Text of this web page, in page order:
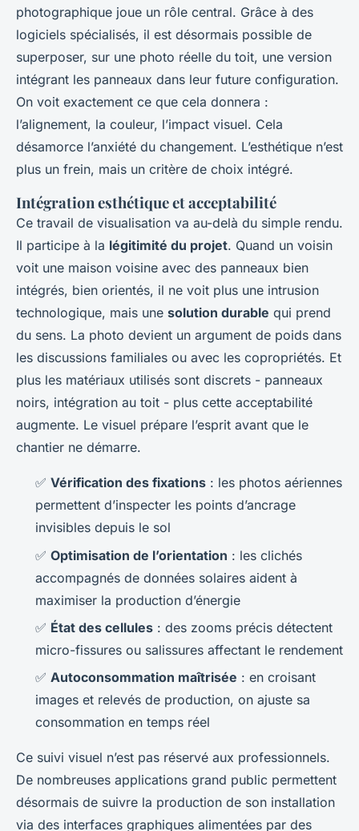
photographique joue un rôle central. Grâce à des
logiciels spécialisés, il est désormais possible de
superposer, sur une photo réelle du toit, une version
intégrant les panneaux dans leur future configuration.
On voit exactement ce que cela donnera :
l’alignement, la couleur, l’impact visuel. Cela
désamorce l’anxiété du changement. L’esthétique n’est
plus un frein, mais un critère de choix intégré.
Intégration esthétique et acceptabilité
Ce travail de visualisation va au-delà du simple rendu.
Il participe à la légitimité du projet. Quand un voisin
voit une maison voisine avec des panneaux bien
intégrés, bien orientés, il ne voit plus une intrusion
technologique, mais une solution durable qui prend
du sens. La photo devient un argument de poids dans
les discussions familiales ou avec les copropriétés. Et
plus les matériaux utilisés sont discrets - panneaux
noirs, intégration au toit - plus cette acceptabilité
augmente. Le visuel prépare l’esprit avant que le
chantier ne démarre.
✅ Vérification des fixations : les photos aériennes
permettent d’inspecter les points d’ancrage
invisibles depuis le sol
✅ Optimisation de l’orientation : les clichés
accompagnés de données solaires aident à
maximiser la production d’énergie
✅ État des cellules : des zooms précis détectent
micro-fissures ou salissures affectant le rendement
✅ Autoconsommation maîtrisée : en croisant
images et relevés de production, on ajuste sa
consommation en temps réel
Ce suivi visuel n’est pas réservé aux professionnels.
De nombreuses applications grand public permettent
désormais de suivre la production de son installation
via des interfaces graphiques alimentées par des